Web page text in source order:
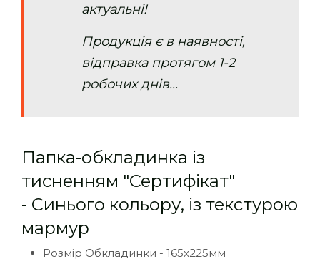
актуальні!
Продукція є в наявності,
відправка протягом 1-2
робочих днів...
Папка-обкладинка із
тисненням "Сертифікат"
- Синього кольору, із текстурою
мармур
Розмір Обкладинки - 165х225мм